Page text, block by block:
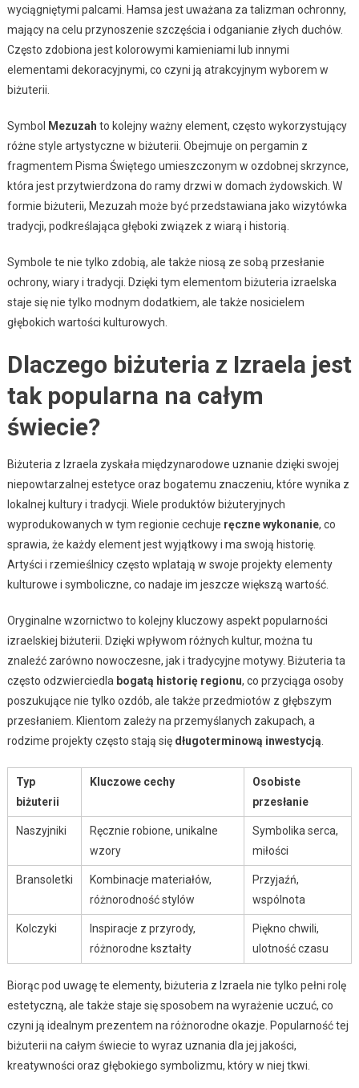
wyciągniętymi palcami. Hamsa jest uważana za talizman ochronny,
mający na celu przynoszenie szczęścia i odganianie złych duchów.
Często zdobiona jest kolorowymi kamieniami lub innymi
elementami dekoracyjnymi, co czyni ją atrakcyjnym wyborem w
biżuterii.
Symbol Mezuzah to kolejny ważny element, często wykorzystujący
różne style artystyczne w biżuterii. Obejmuje on pergamin z
fragmentem Pisma Świętego umieszczonym w ozdobnej skrzynce,
która jest przytwierdzona do ramy drzwi w domach żydowskich. W
formie biżuterii, Mezuzah może być przedstawiana jako wizytówka
tradycji, podkreślająca głęboki związek z wiarą i historią.
Symbole te nie tylko zdobią, ale także niosą ze sobą przesłanie
ochrony, wiary i tradycji. Dzięki tym elementom biżuteria izraelska
staje się nie tylko modnym dodatkiem, ale także nosicielem
głębokich wartości kulturowych.
Dlaczego biżuteria z Izraela jest
tak popularna na całym
świecie?
Biżuteria z Izraela zyskała międzynarodowe uznanie dzięki swojej
niepowtarzalnej estetyce oraz bogatemu znaczeniu, które wynika z
lokalnej kultury i tradycji. Wiele produktów biżuteryjnych
wyprodukowanych w tym regionie cechuje ręczne wykonanie, co
sprawia, że każdy element jest wyjątkowy i ma swoją historię.
Artyści i rzemieślnicy często wplatają w swoje projekty elementy
kulturowe i symboliczne, co nadaje im jeszcze większą wartość.
Oryginalne wzornictwo to kolejny kluczowy aspekt popularności
izraelskiej biżuterii. Dzięki wpływom różnych kultur, można tu
znaleźć zarówno nowoczesne, jak i tradycyjne motywy. Biżuteria ta
często odzwierciedla bogatą historię regionu, co przyciąga osoby
poszukujące nie tylko ozdób, ale także przedmiotów z głębszym
przesłaniem. Klientom zależy na przemyślanych zakupach, a
rodzime projekty często stają się długoterminową inwestycją
Typ
biżuterii
Kluczowe cechy
Osobiste
przesłanie
Naszyjniki
Ręcznie robione, unikalne
wzory
Symbolika serca,
miłości
Bransoletki
Kombinacje materiałów,
różnorodność stylów
Przyjaźń,
wspólnota
Kolczyki
Inspiracje z przyrody,
różnorodne kształty
Piękno chwili,
ulotność czasu
Biorąc pod uwagę te elementy, biżuteria z Izraela nie tylko pełni rolę
estetyczną, ale także staje się sposobem na wyrażenie uczuć, co
czyni ją idealnym prezentem na różnorodne okazje. Popularność tej
biżuterii na całym świecie to wyraz uznania dla jej jakości,
kreatywności oraz głębokiego symbolizmu, który w niej tkwi.